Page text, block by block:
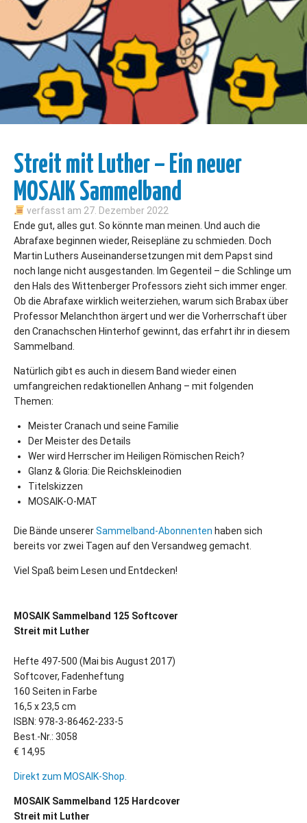
Streit mit Luther – Ein neuer
MOSAIK Sammelband
verfasst am 27. Dezember 2022
Ende gut, alles gut. So könnte man meinen. Und auch die
Abrafaxe beginnen wieder, Reisepläne zu schmieden. Doch
Martin Luthers Auseinandersetzungen mit dem Papst sind
noch lange nicht ausgestanden. Im Gegenteil – die Schlinge um
den Hals des Wittenberger Professors zieht sich immer enger.
Ob die Abrafaxe wirklich weiterziehen, warum sich Brabax über
Professor Melanchthon ärgert und wer die Vorherrschaft über
den Cranachschen Hinterhof gewinnt, das erfahrt ihr in diesem
Sammelband.
Natürlich gibt es auch in diesem Band wieder einen
umfangreichen redaktionellen Anhang – mit folgenden
Themen:
Meister Cranach und seine Familie
Der Meister des Details
Wer wird Herrscher im Heiligen Römischen Reich?
Glanz & Gloria: Die Reichskleinodien
Titelskizzen
MOSAIK-O-MAT
Die Bände unsererSammelband-Abonnenten haben sich
bereits vor zwei Tagen auf den Versandweg gemacht.
Viel Spaß beim Lesen und Entdecken!
MOSAIK Sammelband 125 Softcover
Streit mit Luther
Hefte 497-500 (Mai bis August 2017)
Softcover, Fadenheftung
160 Seiten in Farbe
16,5 x 23,5 cm
ISBN: 978-3-86462-233-5
Best.-Nr.: 3058
€ 14,95
Direkt zum MOSAIK-Shop.
MOSAIK Sammelband 125 Hardcover
Streit mit Luther